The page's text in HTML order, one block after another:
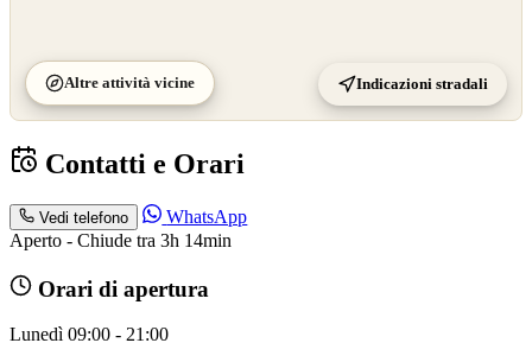
Altre attività vicine Indicazioni stradali
Contatti e Orari
Vedi telefono
WhatsApp
Aperto - Chiude tra 3h 14min
Orari di apertura
Lunedì 09:00 - 21:00